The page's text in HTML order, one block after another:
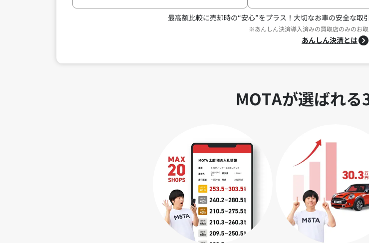
最高額比較に売却時の“安心”をプラス！ 大切なお車の安全な取
※あんしん決済導入済みの買取店のみのお取
あんしん決済とは
MOTAが選ばれる